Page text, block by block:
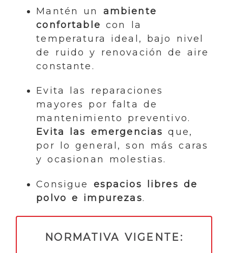
Mantén un ambiente
confortable con la
temperatura ideal, bajo nivel
de ruido y renovación de aire
constante.
Evita las reparaciones
mayores por falta de
mantenimiento preventivo.
Evita las emergencias que,
por lo general, son más caras
y ocasionan molestias.
Consigue espacios libres de
polvo e impurezas.
NORMATIVA VIGENTE: